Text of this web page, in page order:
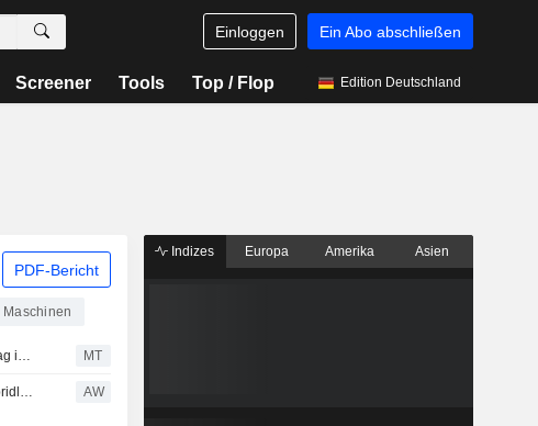
Einloggen Ein Abo abschließen
Screener Tools Top / Flop Edition Deutschland
PDF-Bericht
Stadler Rail gewinnt Lokomotivauftrag in Kanada MT
Stadler Rail erhält Auftrag für 45 Hybridlokomotiven in Kanada AW
Indizes Europa Amerika Asien